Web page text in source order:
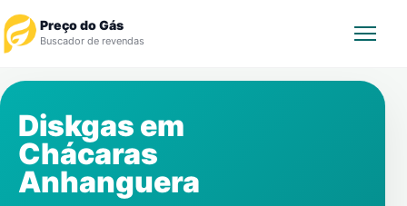
Preço do Gás
Buscador de revendas
Revendedor
Notícias
Diskgas em
Chácaras
Anhanguera